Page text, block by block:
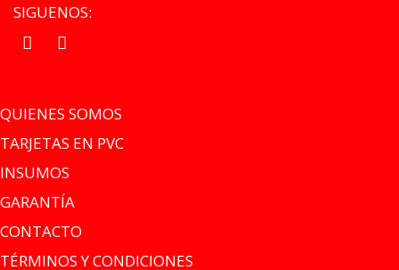
SIGUENOS:
QUIENES SOMOS
TARJETAS EN PVC
INSUMOS
GARANTÍA
CONTACTO
TÉRMINOS Y CONDICIONES